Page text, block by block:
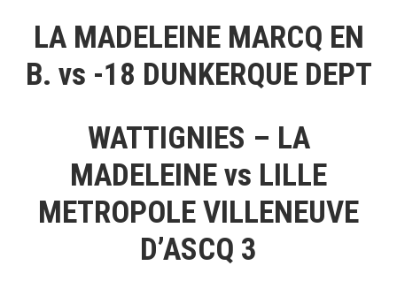
LA MADELEINE MARCQ EN
B. vs -18 DUNKERQUE DEPT
WATTIGNIES – LA
MADELEINE vs LILLE
METROPOLE VILLENEUVE
D’ASCQ 3